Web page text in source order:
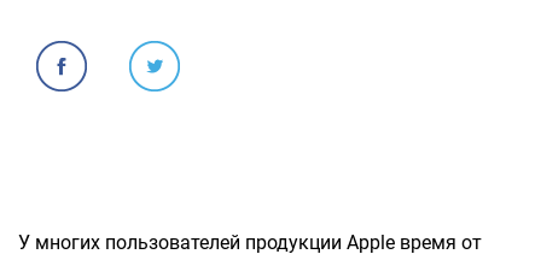
У многих пользователей продукции Apple время от